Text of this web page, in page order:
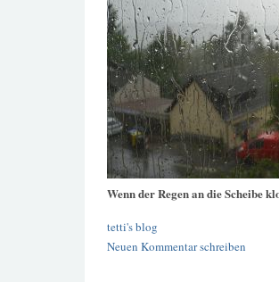
Wenn der Regen an die Scheibe
tetti's blog
Neuen Kommentar schreiben